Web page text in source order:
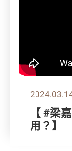
【 #梁
用？】